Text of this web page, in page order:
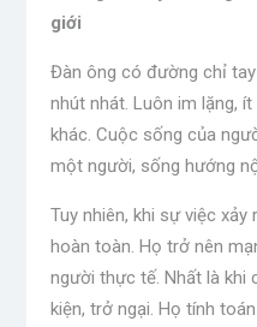
giới
Đàn ông có đường chỉ
nhút nhát. Luôn im lặng,
khác. Cuộc sống của
một người, sống hướng
Tuy nhiên, khi sự việc
hoàn toàn. Họ trở nên
người thực tế. Nhất là khi
kiện, trở ngại. Họ tính